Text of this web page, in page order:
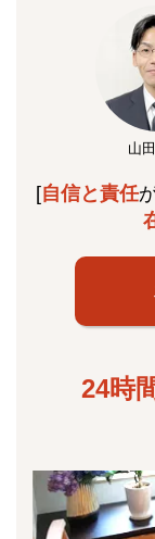
山
[自信と責任
24時